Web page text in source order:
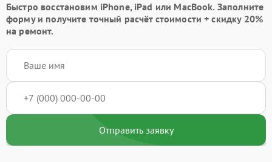
Быстро восстановим iPhone, iPad или MacBook. Заполните
формуи получите точный расчёт стоимости +скидку 20%
на ремонт.
Отправить заявку